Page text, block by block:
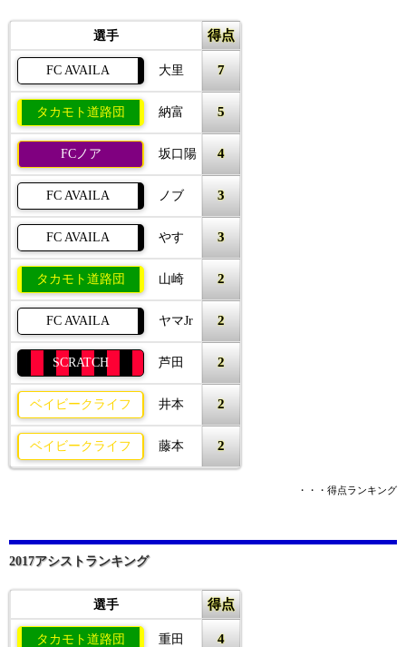
選手 得点
FC AVAILA 大里 7
タカモト道路団 納富 5
FCノア 坂口陽 4
FC AVAILA ノブ 3
FC AVAILA やす 3
タカモト道路団 山崎 2
FC AVAILA ヤマJr 2
SCRATCH 芦田 2
ベイビークライフ 井本 2
ベイビークライフ 藤本 2
・・・得点ランキング
2017アシストランキング
選手 得点
タカモト道路団 重田 4